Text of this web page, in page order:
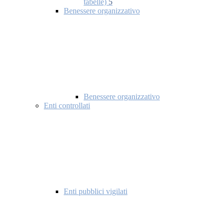
tabelle) 5
Benessere organizzativo
Benessere organizzativo
Enti controllati
Enti pubblici vigilati